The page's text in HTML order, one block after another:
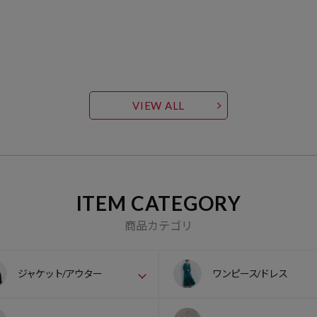
VIEW ALL
ITEM CATEGORY
商品カテゴリ
ジャケット/アウター ワンピース/ドレス